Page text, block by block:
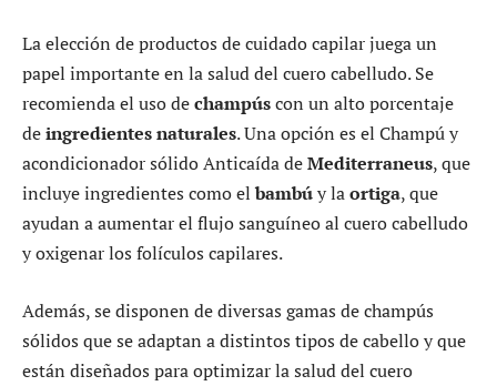
La elección de productos de cuidado capilar juega un
papel importante en la salud del cuero cabelludo. Se
recomienda el uso dechampúscon un alto porcentaje
deingredientes naturales. Una opción es el Champú y
acondicionador sólido Anticaída deMediterraneus, que
incluye ingredientes como elbambúy laortiga, que
ayudan a aumentar el flujo sanguíneo al cuero cabelludo
y oxigenar los folículos capilares.
Además, se disponen de diversas gamas de champús
sólidos que se adaptan a distintos tipos de cabello y que
están diseñados para optimizar la salud del cuero